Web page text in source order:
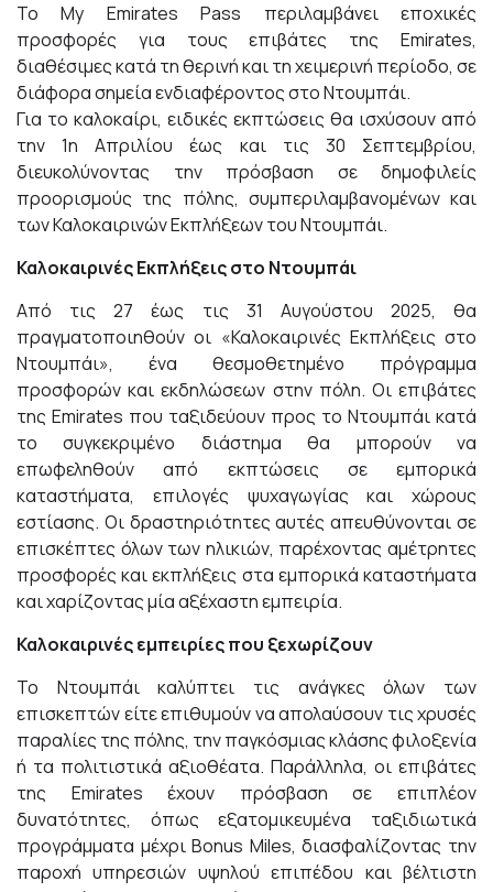
Το My Emirates Pass περιλαμβάνει εποχικές
προσφορές για τους επιβάτες της Emirates,
διαθέσιμες κατά τη θερινή και τη χειμερινή περίοδο, σε
διάφορα σημεία ενδιαφέροντος στο Ντουμπάι.
Για το καλοκαίρι, ειδικές εκπτώσεις θα ισχύσουν από
την 1η Απριλίου έως και τις 30 Σεπτεμβρίου,
διευκολύνοντας την πρόσβαση σε δημοφιλείς
προορισμούς της πόλης, συμπεριλαμβανομένων και
των Καλοκαιρινών Εκπλήξεων του Ντουμπάι.
Καλοκαιρινές Εκπλήξεις στο Ντουμπάι
Από τις 27 έως τις 31 Αυγούστου 2025, θα
πραγματοποιηθούν οι «Καλοκαιρινές Εκπλήξεις στο
Ντουμπάι», ένα θεσμοθετημένο πρόγραμμα
προσφορών και εκδηλώσεων στην πόλη. Οι επιβάτες
της Emirates που ταξιδεύουν προς το Ντουμπάι κατά
το συγκεκριμένο διάστημα θα μπορούν να
επωφεληθούν από εκπτώσεις σε εμπορικά
καταστήματα, επιλογές ψυχαγωγίας και χώρους
εστίασης. Οι δραστηριότητες αυτές απευθύνονται σε
επισκέπτες όλων των ηλικιών, παρέχοντας αμέτρητες
προσφορές και εκπλήξεις στα εμπορικά καταστήματα
και χαρίζοντας μία αξέχαστη εμπειρία.
Καλοκαιρινές εμπειρίες που ξεχωρίζουν
Το Ντουμπάι καλύπτει τις ανάγκες όλων των
επισκεπτών είτε επιθυμούν να απολαύσουν τις χρυσές
παραλίες της πόλης, την παγκόσμιας κλάσης φιλοξενία
ή τα πολιτιστικά αξιοθέατα. Παράλληλα, οι επιβάτες
της Emirates έχουν πρόσβαση σε επιπλέον
δυνατότητες, όπως εξατομικευμένα ταξιδιωτικά
προγράμματα μέχρι Bonus Miles, διασφαλίζοντας την
παροχή υπηρεσιών υψηλού επιπέδου και βέλτιστη